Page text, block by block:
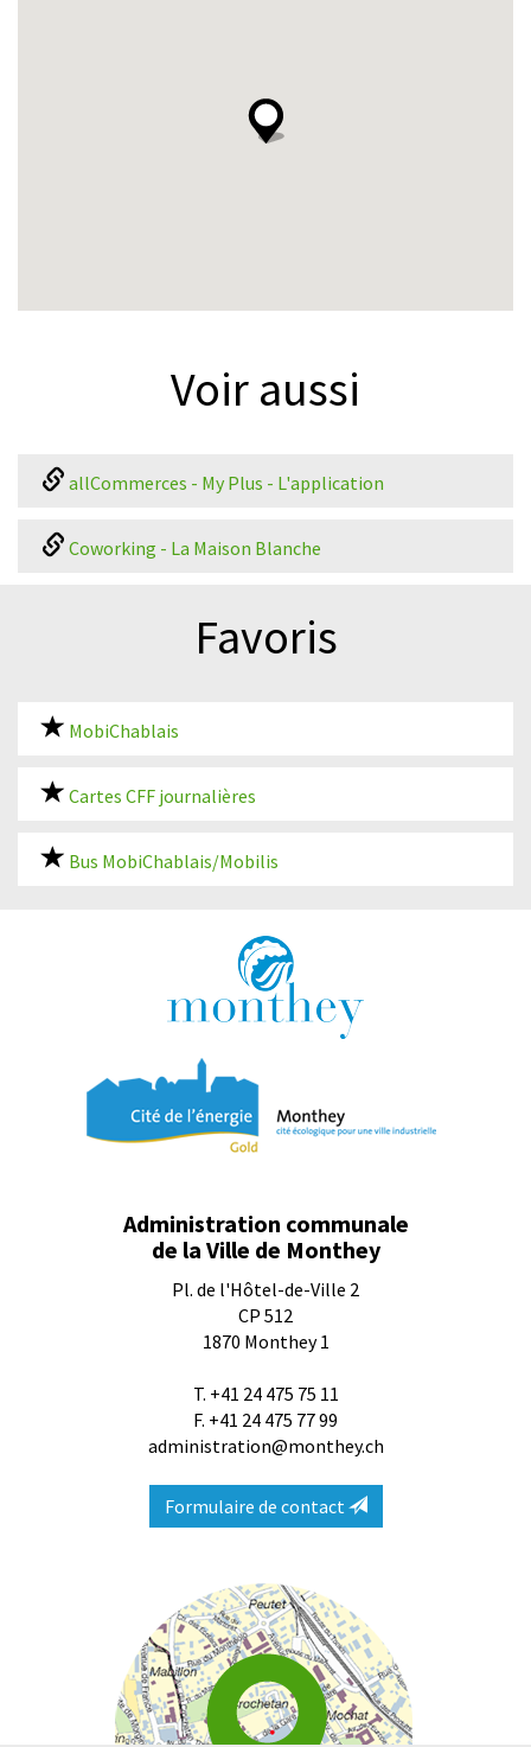
Voir aussi
allCommerces - My Plus - L'application
Coworking - La Maison Blanche
Favoris
MobiChablais
Cartes CFF journalières
Bus MobiChablais/Mobilis
Administration communale
de la Ville de Monthey
Pl. de l'Hôtel-de-Ville 2
CP 512
1870 Monthey 1
T. +41 24 475 75 11
F. +41 24 475 77 99
administration@monthey.ch
Formulaire de contact